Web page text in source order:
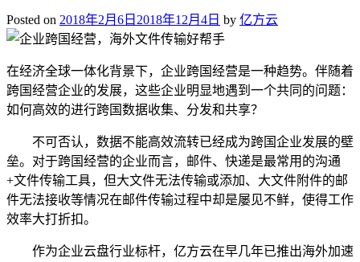
Posted on 2018年2月6日 2018年12月4日 by 亿方云
在经济全球一体化背景下，企业跨国经营是一种趋势。伴随着
跨国经营企业的发展，这些企业明显地遇到一个共同的问题：
如何高效的进行跨国数据收集、分发和共享？
不可否认，数据不能高效流转已经成为跨国企业发展的壁
垒。对于跨国经营的企业而言，邮件、快递是最常用的沟通
+文件传输工具，但大文件无法传输或添加、大文件附件的邮
件无法接收等情况在邮件传输过程中却是屡见不鲜，使得工作
效率大打折扣。
作为企业云盘行业标杆，亿方云在早几年已推出海外加速